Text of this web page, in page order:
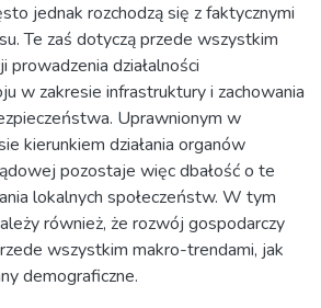
jednak rozchodzą się z faktycznymi
Te zaś dotyczą przede wszystkim
prowadzenia działalności
w zakresie infrastruktury i zachowania
Uprawnionym w
kierunkiem działania organów
pozostaje więc dbałość o te
lokalnych społeczeństw. W tym
również, że rozwój gospodarczy
wszystkim makro-trendami, jak
demograficzne.